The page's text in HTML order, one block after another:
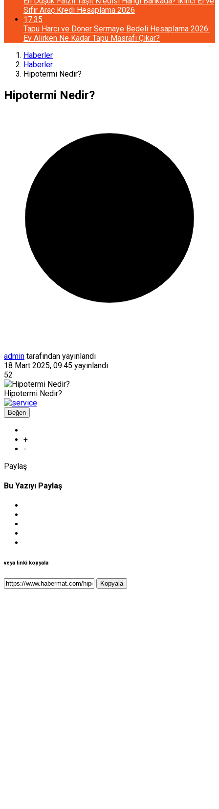
Sıfır Araç Kredi Hesaplama 2026
17:35
Tapu Harcı ve Döner Sermaye Bedeli Hesaplama 2026:
Ev Alırken Ne Kadar Tapu Masrafı Çıkar?
Haberler
Haberler
Hipotermi Nedir?
Hipotermi Nedir?
admin tarafından yayınlandı
18 Mart 2025, 09:45 yayınlandı
52
Hipotermi Nedir?
Beğen
+
-
Paylaş
Bu Yazıyı Paylaş
veya linki kopyala
Kopyala